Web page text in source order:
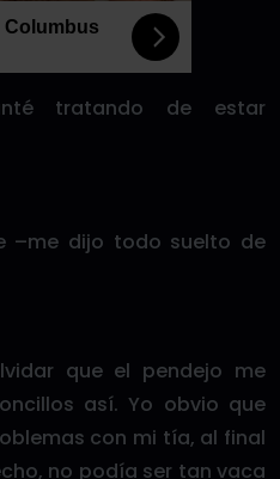
Columbus
tratando de estar
–me dijo todo suelto de
que el pendejo me
así. Yo obvio que
con mi tía, al final
no podía ser tan vaca